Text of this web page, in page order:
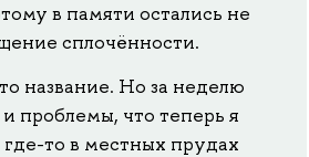
в памяти остались не
сплочённости.
название. Но за неделю
проблемы, что теперь я
где-то в местных прудах